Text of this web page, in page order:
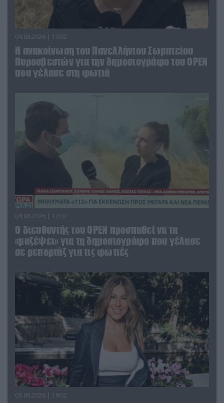
04.08.2026 | 13:02
Η ανακοίνωση του Πανελλήνιου Σωματείου
Πυροσβεστών για την δημοσιογράφο του OPEN
που γέλασε στη φωτιά
04.08.2026 | 12:02
O διευθυντής του OPEN προσπαθεί να τα
«μαζέψει» για τη δημοσιογράφο που γέλασε
σε ρεπορτάζ για τις φωτιές
03.08.2026 | 19:02